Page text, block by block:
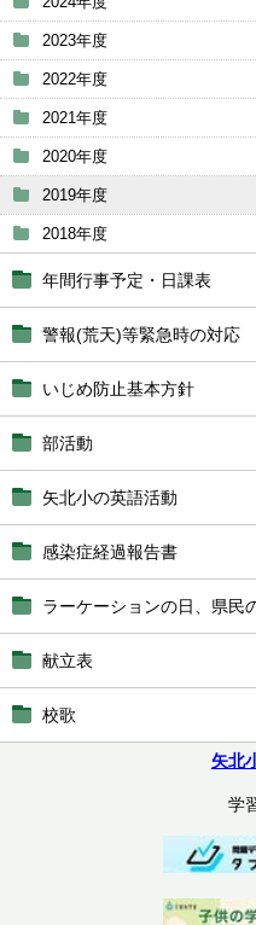
2023年度
2022年度
2021年度
2020年度
2019年度
2018年度
年間行事予定・日課表
警報(荒天)等緊急時の対応
いじめ防止基本方針
部活動
矢北小の英語活動
感染症経過報告書
ラーケーションの日、県民
献立表
校歌
矢北
学